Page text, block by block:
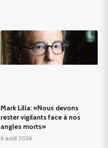
Mark Lilla: «Nous devons
rester vigilants face à nos
angles morts»
6 août 2026